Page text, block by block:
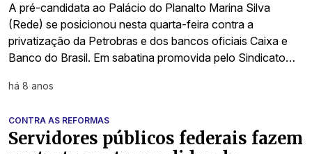
A pré-candidata ao Palácio do Planalto Marina Silva
(Rede) se posicionou nesta quarta-feira contra a
privatização da Petrobras e dos bancos oficiais Caixa e
Banco do Brasil. Em sabatina promovida pelo Sindicato…
há 8 anos
CONTRA AS REFORMAS
Servidores públicos federais fazem